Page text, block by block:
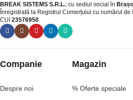
BREAK SISTEMS S.R.L., cu sediul social în
Înregistrată la Registrul Comerțului cu numărul de
CUI 23576950.​
Companie
Despre noi
Magazin
% Oferte speciale